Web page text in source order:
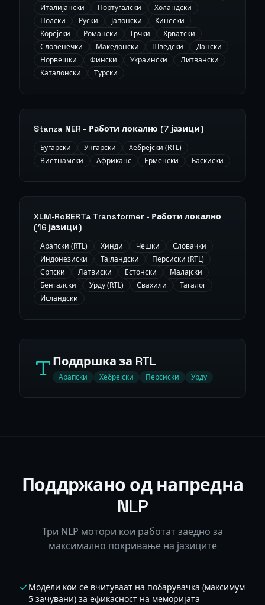
Италијански
Португалски
Холандски
Полски
Руски Јапонски
Кинески
Корејски
Романски Грчки
Хрватски
Словенечки
Македонски Шведски
Дански
Норвешки
Фински Украински
Литвански
Каталонски
Турски
Stanza NER - Работи локално (7 јазици)
Бугарски Унгарски
Хебрејски (RTL)
Виетнамски
Африканс Ерменски Баскиски
XLM-RoBERTa Transformer - Работи локално
(16 јазици)
Арапски (RTL) Хинди Чешки
Словачки
Индонезиски
Тајландски
Персиски (RTL)
Српски
Латвиски Естонски
Малајски
Бенгалски
Урду (RTL) Свахили
Тагалог
Исландски
Поддршка за RTL
Арапски Хебрејски Персиски Урду
Поддржано од напредна
NLP
Три NLP мотори кои работат заедно за
максимално покривање на јазиците
Модели кои се вчитуваат на побарувачка (максимум
5 зачувани) за ефикасност на меморијата